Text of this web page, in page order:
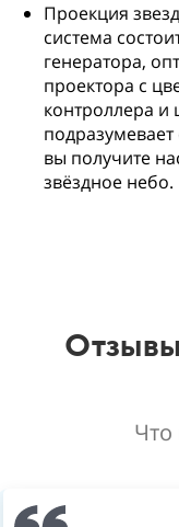
Проекция
система
генератора,
проектора с
контроллера и
вы получите
звёздное небо.
Что